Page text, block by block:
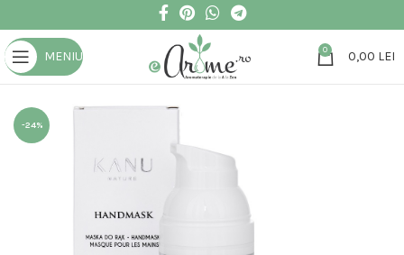
MENIU 0 0,00 LEI
-24%